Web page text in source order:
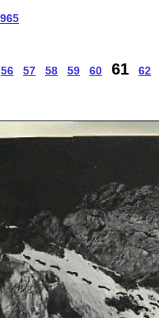
56 57 58 59 60 61 62